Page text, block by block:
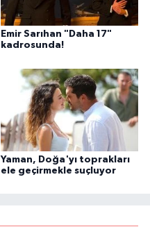
Emir Sarıhan "Daha 17"
kadrosunda!
Yaman, Doğa'yı toprakları
ele geçirmekle suçluyor